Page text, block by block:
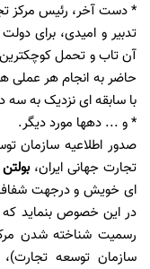
* دست آخر، رئیس مرکز
تدبیر و امیدی، برای
آن تاب و تحمل کوچکترین
حاضر به انجام هر عملی
با سابقه ای نزدیک به سه
* و ... دهها مورد دیگر.
صدور اطلاعیه سازمان
تجارت جهانی ایران،بولتن
ای خویش و درجهت شفاف
در این خصوص بنماید
رسمیت شناخته شدن